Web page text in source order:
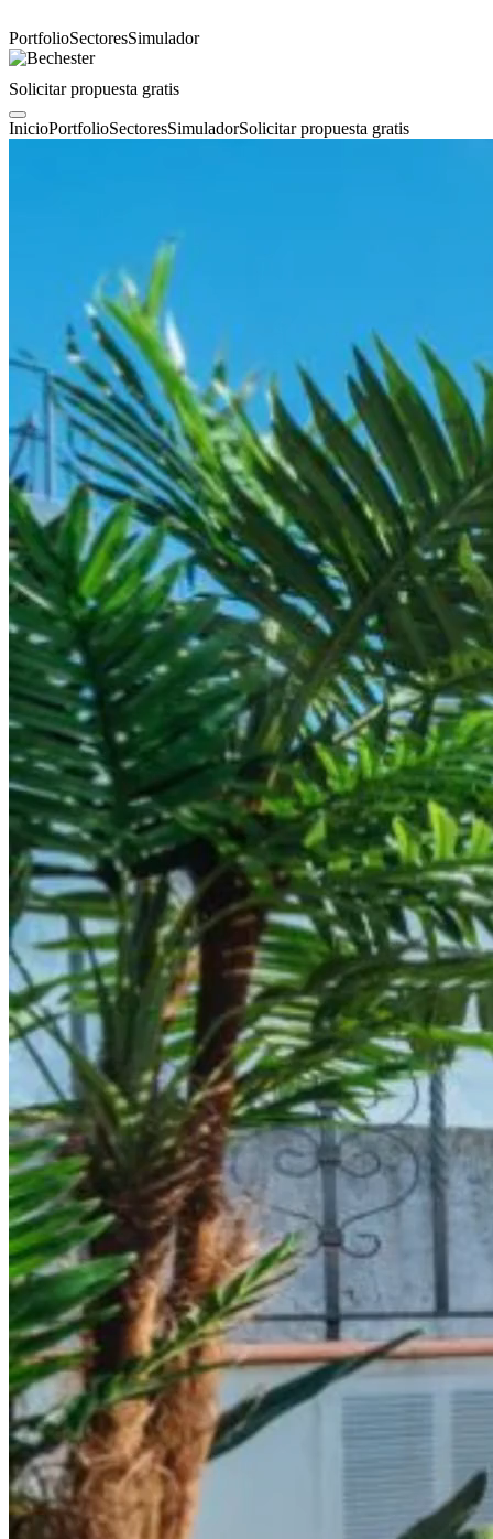
PortfolioSectoresSimulador
Solicitar propuesta gratis
InicioPortfolioSectoresSimuladorSolicitar propuesta gratis